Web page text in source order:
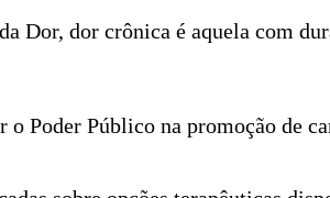
Dor, dor crônica é aquela com
Poder Público na promoção de